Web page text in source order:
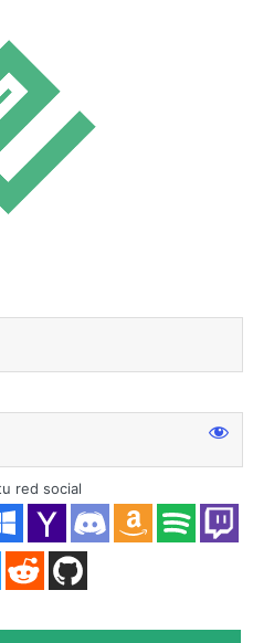
Acceder
red social